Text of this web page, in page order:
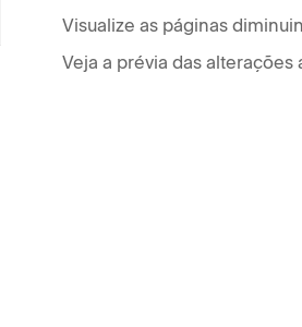
Visualize as páginas
Veja a prévia das alterações